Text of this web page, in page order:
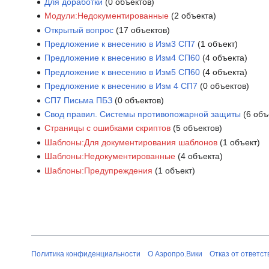
Модули:Недокументированные ‏‎ (2 объекта)
Открытый вопрос ‏‎ (17 объектов)
Предложение к внесению в Изм3 СП7 ‏‎ (1 объект)
Предложение к внесению в Изм4 СП60 ‏‎ (4 объекта)
Предложение к внесению в Изм5 СП60 ‏‎ (4 объекта)
Предложение к внесению в Изм 4 СП7 ‏‎ (0 объектов)
СП7 Письма ПБЗ ‏‎ (0 объектов)
Свод правил. Системы противопожарной защиты (6
Страницы с ошибками скриптов ‏‎ (5 объектов)
Шаблоны:Для документирования шаблонов ‏‎ (1 объект)
Шаблоны:Недокументированные ‏‎ (4 объекта)
Шаблоны:Предупреждения ‏‎ (1 объект)
Политика конфиденциальности О Аэропро.Вики Отказ от